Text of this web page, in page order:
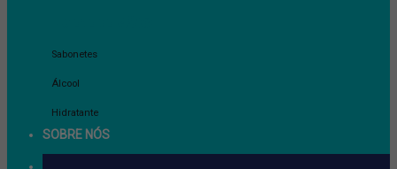
Sabonetes
Álcool
Hidratante
SOBRE NÓS